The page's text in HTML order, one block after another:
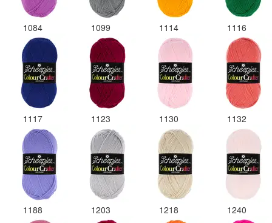
1084 1099 1114 1116
1117 1123 1130 1132
1188 1203 1218 1240